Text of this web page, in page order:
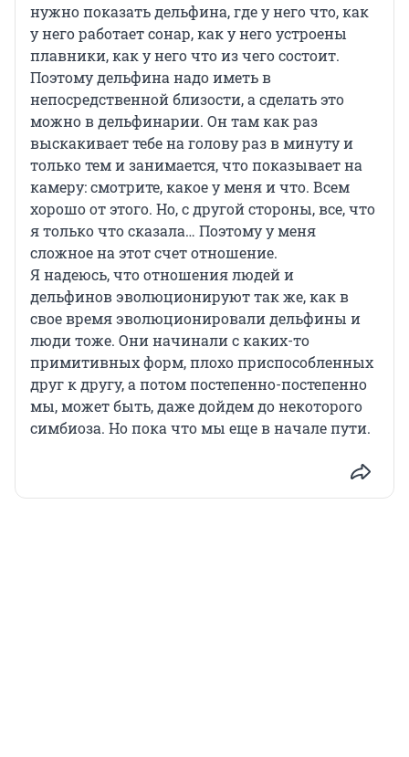
нужно показать дельфина, где у него что, как
у него работает сонар, как у него устроены
плавники, как у него что из чего состоит.
Поэтому дельфина надо иметь в
непосредственной близости, а сделать это
можно в дельфинарии. Он там как раз
выскакивает тебе на голову раз в минуту и
только тем и занимается, что показывает на
камеру: смотрите, какое у меня и что. Всем
хорошо от этого. Но, с другой стороны, все, что
я только что сказала… Поэтому у меня
сложное на этот счет отношение.
Я надеюсь, что отношения людей и
дельфинов эволюционируют так же, как в
свое время эволюционировали дельфины и
люди тоже. Они начинали с каких-то
примитивных форм, плохо приспособленных
друг к другу, а потом постепенно-постепенно
мы, может быть, даже дойдем до некоторого
симбиоза. Но пока что мы еще в начале пути.